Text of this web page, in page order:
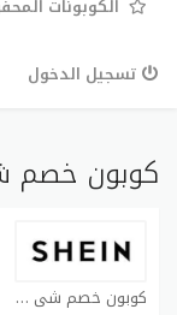
الكوبونات
تسجيل الدخول
كوبون خصم
كوبون خصم شي ان كوبون